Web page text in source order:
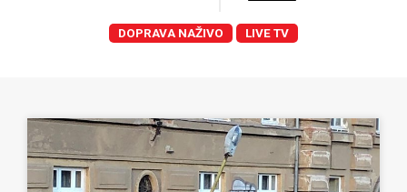
DOPRAVA NAŽIVO LIVE TV